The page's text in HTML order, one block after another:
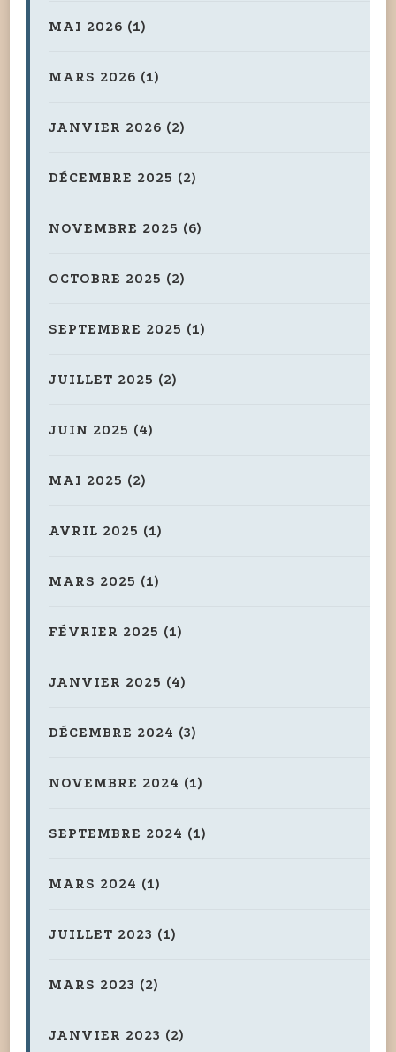
MAI 2026 (1)
MARS 2026 (1)
JANVIER 2026 (2)
DÉCEMBRE 2025 (2)
NOVEMBRE 2025 (6)
OCTOBRE 2025 (2)
SEPTEMBRE 2025 (1)
JUILLET 2025 (2)
JUIN 2025 (4)
MAI 2025 (2)
AVRIL 2025 (1)
MARS 2025 (1)
FÉVRIER 2025 (1)
JANVIER 2025 (4)
DÉCEMBRE 2024 (3)
NOVEMBRE 2024 (1)
SEPTEMBRE 2024 (1)
MARS 2024 (1)
JUILLET 2023 (1)
MARS 2023 (2)
JANVIER 2023 (2)